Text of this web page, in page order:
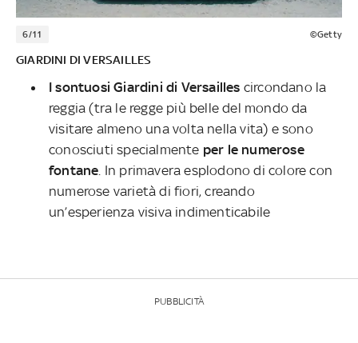
6/11 ©Getty
GIARDINI DI VERSAILLES
I sontuosi Giardini di Versailles circondano la
reggia (tra le regge più belle del mondo da
visitare almeno una volta nella vita) e sono
conosciuti specialmente per le numerose
fontane . In primavera esplodono di colore con
numerose varietà di fiori, creando
un’esperienza visiva indimenticabile
PUBBLICITÀ